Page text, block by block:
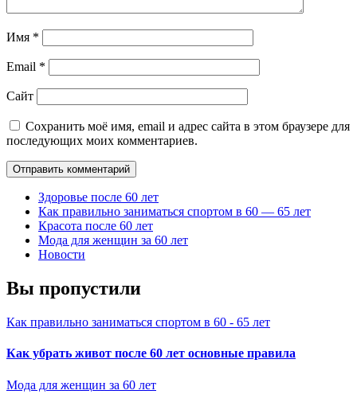
Имя *
Email *
Сайт
Сохранить моё имя, email и адрес сайта в этом браузере для
последующих моих комментариев.
Здоровье после 60 лет
Как правильно заниматься спортом в 60 — 65 лет
Красота после 60 лет
Мода для женщин за 60 лет
Новости
Вы пропустили
Как правильно заниматься спортом в 60 - 65 лет
Как убрать живот после 60 лет основные правила
Мода для женщин за 60 лет